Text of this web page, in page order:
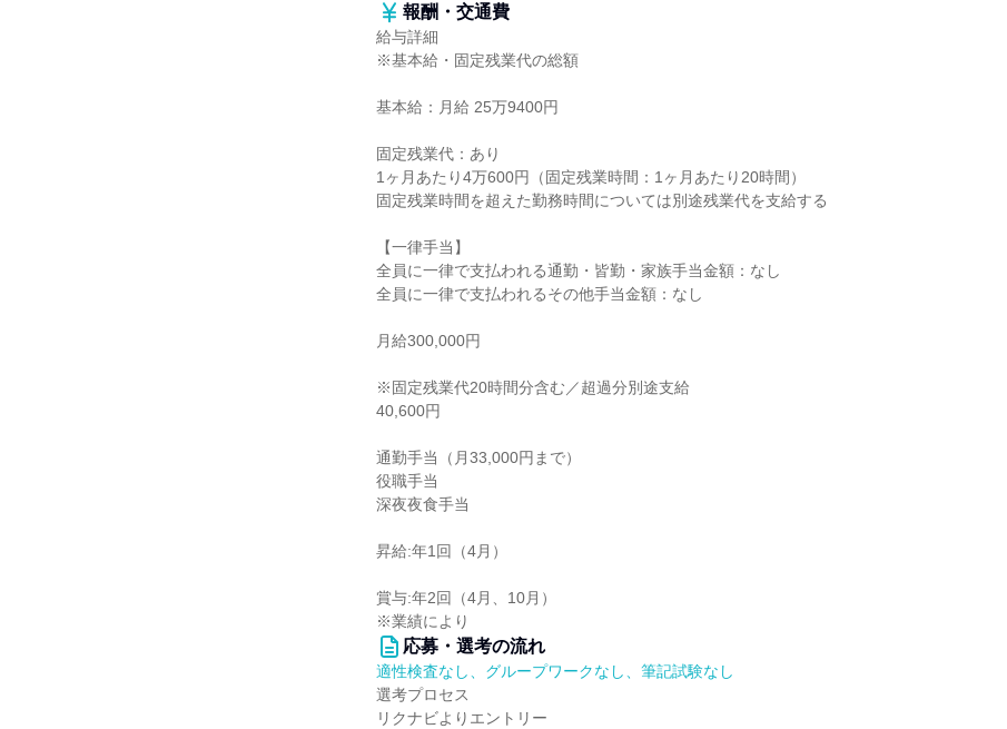
報酬・交通費
給与詳細
※基本給・固定残業代の総額
基本給：月給 25万9400円
固定残業代：あり
1ヶ月あたり4万600円（固定残業時間：1ヶ月あたり20時間）
固定残業時間を超えた勤務時間については別途残業代を支給する
【一律手当】
全員に一律で支払われる通勤・皆勤・家族手当金額：なし
全員に一律で支払われるその他手当金額：なし
月給300,000円
※固定残業代20時間分含む／超過分別途支給
40,600円
通勤手当（月33,000円まで）
役職手当
深夜夜食手当
昇給:年1回（4月）
賞与:年2回（4月、10月）
※業績により
応募・選考の流れ
適性検査なし、グループワークなし、筆記試験なし
選考プロセス
リクナビよりエントリー